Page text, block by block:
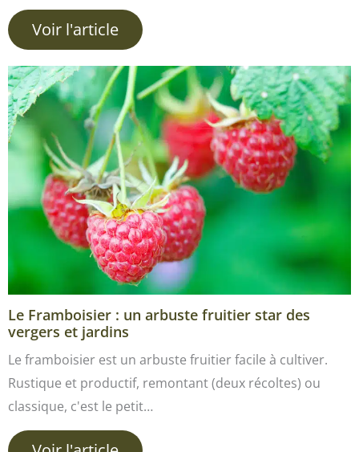
Voir l'article
Le Framboisier : un arbuste fruitier star des
vergers et jardins
Le framboisier est un arbuste fruitier facile à cultiver.
Rustique et productif, remontant (deux récoltes) ou
classique, c'est le petit…